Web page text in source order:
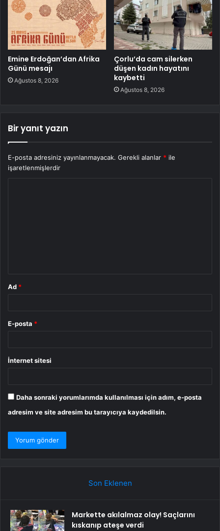
Emine Erdoğan’dan Afrika
Günü mesajı
Ağustos 8, 2026
Çorlu’da cam silerken
düşen kadın hayatını
kaybetti
Ağustos 8, 2026
Bir yanıt yazın
E-posta adresiniz yayınlanmayacak. Gerekli alanlar * ile
işaretlenmişlerdir
Ad *
E-posta *
İnternet sitesi
Daha sonraki yorumlarımda kullanılması için adım, e-posta
adresim ve site adresim bu tarayıcıya kaydedilsin.
Son Eklenen
Markette akılalmaz olay! Saçlarını
kıskanıp ateşe verdi